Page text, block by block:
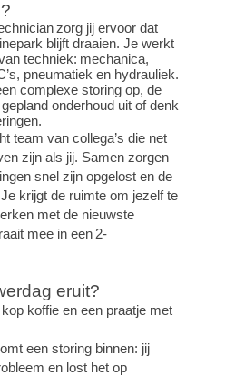
zorg jij ervoor dat
blijft draaien. Je werkt
techniek: mechanica,
pneumatiek en hydrauliek.
complexe storing op, de
onderhoud uit of denk
team van collega’s die net
zijn als jij. Samen zorgen
snel zijn opgelost en de
krijgt de ruimte om jezelf te
met de nieuwste
mee in een 2-
eruit?
koffie en een praatje met
een storing binnen: jij
en lost het op